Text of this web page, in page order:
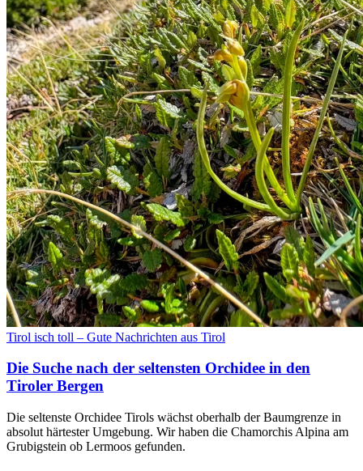
Tirol isch toll – Gute Nachrichten aus Tirol
Die Suche nach der seltensten Orchidee in den
Tiroler Bergen
Die seltenste Orchidee Tirols wächst oberhalb der Baumgrenze in
absolut härtester Umgebung. Wir haben die Chamorchis Alpina am
Grubigstein ob Lermoos gefunden.